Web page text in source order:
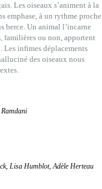
Les oiseaux s’animent à la
emphase, à un rythme proche
berce. Un animal l’incarne
familières ou non, apportent
Les infimes déplacements
des oiseaux nous
Lisa Humblot, Adèle Herteau